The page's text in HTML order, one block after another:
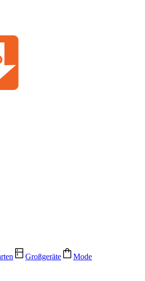
Großgeräte Mode